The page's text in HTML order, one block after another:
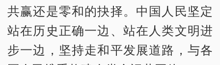
共赢还是零和的抉择。中国人民坚定
站在历史正确一边、站在人类文明进
步一边，坚持走和平发展道路，与各